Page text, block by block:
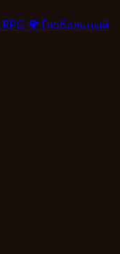
RPG 🌍 Глобальный